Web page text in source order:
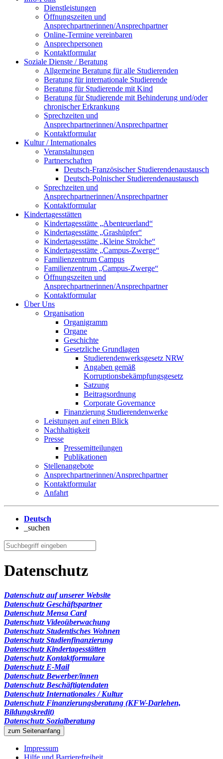
Dienstleistungen
Öffnungszeiten und
Ansprechpartnerinnen/Ansprechpartner
Online-Termine vereinbaren
Ansprechpersonen
Kontaktformular
Soziale Dienste / Beratung
Allgemeine Beratung für alle Studierenden
Beratung für internationale Studierende
Beratung für Studierende mit Kind
Beratung für Studierende mit Behinderung und/oder
chronischer Erkrankung
Sprechzeiten und
Ansprechpartnerinnen/Ansprechpartner
Kontaktformular
Kultur / Internationales
Veranstaltungen
Partnerschaften
Deutsch-Französischer Studierendenaustausch
Deutsch-Polnischer Studierendenaustausch
Sprechzeiten und
Ansprechpartnerinnen/Ansprechpartner
Kontaktformular
Kindertagesstätten
Kindertagesstätte „Abenteuerland“
Kindertagesstätte „Grashüpfer“
Kindertagesstätte „Kleine Strolche“
Kindertagesstätte „Campus-Zwerge“
Familienzentrum Campus
Familienzentrum „Campus-Zwerge“
Öffnungszeiten und
Ansprechpartnerinnen/Ansprechpartner
Kontaktformular
Über Uns
Organisation
Organigramm
Organe
Geschichte
Gesetzliche Grundlagen
Studierendenwerksgesetz NRW
Angaben gemäß
Korruptionsbekämpfungsgesetz
Satzung
Beitragsordnung
Corporate Governance
Finanzierung Studierendenwerke
Leistungen auf einen Blick
Nachhaltigkeit
Presse
Pressemitteilungen
Publikationen
Stellenangebote
Ansprechpartnerinnen/Ansprechpartner
Kontaktformular
Anfahrt
Deutsch
_suchen
Datenschutz
Datenschutz auf unserer Website
Datenschutz Geschäftspartner
Datenschutz Mensa Card
Datenschutz Videoüberwachung
Datenschutz Studentisches Wohnen
Datenschutz Studienfinanzierung
Datenschutz Kindertagesstätten
Datenschutz Kontaktformulare
Datenschutz E-Mail
Datenschutz Bewerber/innen
Datenschutz Beschäftigtendaten
Datenschutz Internationales / Kultur
Datenschutz Finanzierungsberatung (KFW-Darlehen,
Bildungskredit)
Datenschutz Sozialberatung
zum Seitenanfang
Impressum
Hilfe und Barrierefreiheit